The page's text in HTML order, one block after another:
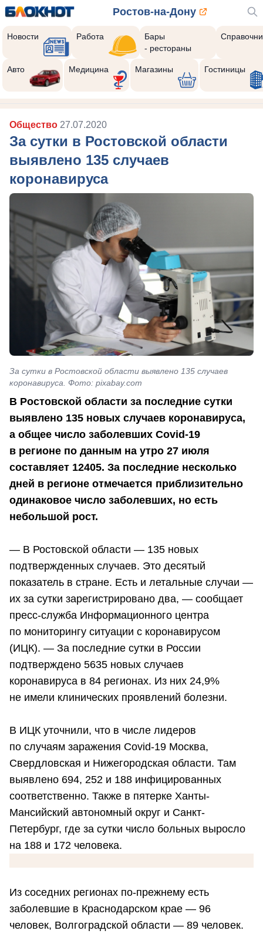
Ростов-на-Дону
Новости Работа
Бары
- рестораны
Авто Медицина Магазины Гостиницы
Общество 27.07.2020
За сутки в Ростовской области
выявлено 135 случаев
коронавируса
За сутки в Ростовской области выявлено 135 случаев
коронавируса. Фото: pixabay.com
В Ростовской области за последние сутки
выявлено 135 новых случаев коронавируса,
а общее число заболевших Covid-19
в регионе по данным на утро 27 июля
составляет 12405. За последние несколько
дней в регионе отмечается приблизительно
одинаковое число заболевших, но есть
небольшой рост.
— В Ростовской области — 135 новых
подтвержденных случаев. Это десятый
показатель в стране. Есть и летальные случаи —
их за сутки зарегистрировано два, — сообщает
пресс-служба Информационного центра
по мониторингу ситуации с коронавирусом
(ИЦК). — За последние сутки в России
подтверждено 5635 новых случаев
коронавируса в 84 регионах. Из них 24,9%
не имели клинических проявлений болезни.
В ИЦК уточнили, что в числе лидеров
по случаям заражения Covid-19 Москва,
Свердловская и Нижегородская области. Там
выявлено 694, 252 и 188 инфицированных
соответственно. Также в пятерке Ханты-
Мансийский автономный округ и Санкт-
Петербург, где за сутки число больных выросло
на 188 и 172 человека.
Из соседних регионах по-прежнему есть
заболевшие в Краснодарском крае — 96
человек, Волгоградской области — 89 человек.